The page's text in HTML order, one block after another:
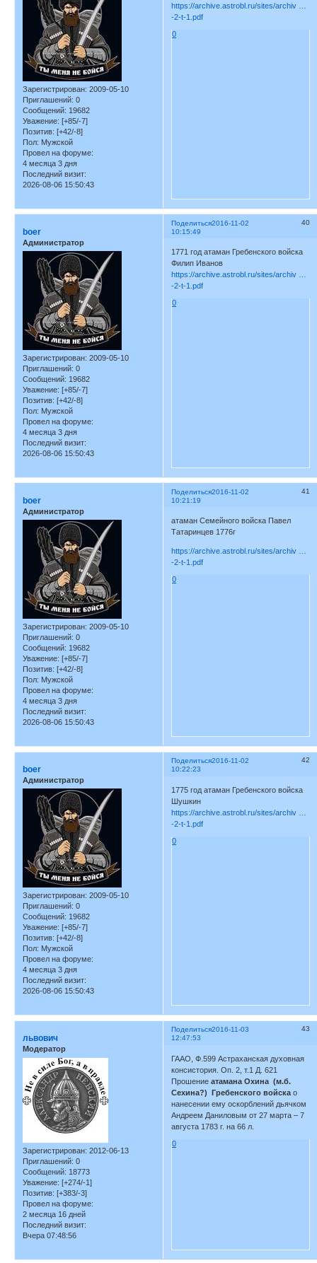
Зарегистрирован: 2009-05-10
Приглашений: 0
Сообщений: 19682
Уважение: [+85/-7]
Позитив: [+42/-8]
Пол: Мужской
Провел на форуме:
4 месяца 3 дня
Последний визит:
2026-08-06 15:50:43
https://archive.astrobl.ru/sites/archiv …
-2-t-1.pdf
0
Поделиться 40
2016-11-02
10:15:49
boer
Администратор
Зарегистрирован: 2009-05-10
Приглашений: 0
Сообщений: 19682
Уважение: [+85/-7]
Позитив: [+42/-8]
Пол: Мужской
Провел на форуме:
4 месяца 3 дня
Последний визит:
2026-08-06 15:50:43
1771 год атаман Гребенского войска
Филип Иванов
https://archive.astrobl.ru/sites/archiv …
-2-t-1.pdf
0
Поделиться 41
2016-11-02
10:21:19
boer
Администратор
Зарегистрирован: 2009-05-10
Приглашений: 0
Сообщений: 19682
Уважение: [+85/-7]
Позитив: [+42/-8]
Пол: Мужской
Провел на форуме:
4 месяца 3 дня
Последний визит:
2026-08-06 15:50:43
атаман Семейного войска Павел
Татаринцев 1776г
https://archive.astrobl.ru/sites/archiv …
-2-t-1.pdf
0
Поделиться 42
2016-11-02
10:22:23
boer
Администратор
Зарегистрирован: 2009-05-10
Приглашений: 0
Сообщений: 19682
Уважение: [+85/-7]
Позитив: [+42/-8]
Пол: Мужской
Провел на форуме:
4 месяца 3 дня
Последний визит:
2026-08-06 15:50:43
1775 год атаман Гребенского войска
Шушкин
https://archive.astrobl.ru/sites/archiv …
-2-t-1.pdf
0
Поделиться 43
2016-11-03
12:47:53
львович
Модератор
Зарегистрирован: 2012-06-13
Приглашений: 0
Сообщений: 18773
Уважение: [+274/-1]
Позитив: [+383/-3]
Провел на форуме:
2 месяца 16 дней
Последний визит:
Вчера 07:48:56
ГААО, Ф.599 Астраханская духовная
консистория. Оп. 2, т.1 Д. 621
Прошениеатамана Охина (м.б.
Сехина?) Гребенского войска о
нанесении ему оскорблений дьячком
Андреем Даниловым от 27 марта – 7
августа 1783 г. на 66 л.
0